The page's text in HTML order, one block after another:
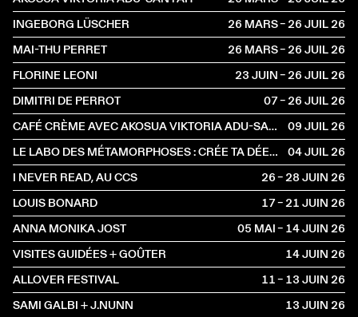
INGEBORG LÜSCHER
26 MARS – 26 JUIL2026
MAI-THU PERRET
26 MARS – 26 JUIL2026
FLORINE LEONI
23 JUIN – 26 JUIL2026
DIMITRI DE PERROT
07 – 26 JUIL2026
CAFÉ CRÈME AVEC AKOSUA VIKTORIA ADU-SANYAH ET CLAIRE HOFFMANN
09 JUIL2026
LE LABO DES MÉTAMORPHOSES : CRÉE TA DÉESSE, INVENTE TA CRÉATURE
04 JUIL2026
I NEVER READ, AU CCS
26 – 28 JUIN2026
LOUIS BONARD
17 – 21 JUIN2026
ANNA MONIKA JOST
05 MAI – 14 JUIN2026
VISITES GUIDÉES + GOÛTER
14 JUIN2026
ALLOVER FESTIVAL
11 – 13 JUIN2026
SAMI GALBI + J.NUNN
13 JUIN2026